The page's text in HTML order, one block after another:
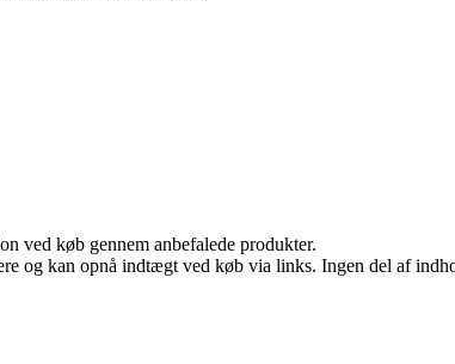
ved køb gennem anbefalede produkter.
og kan opnå indtægt ved køb via links. Ingen del af